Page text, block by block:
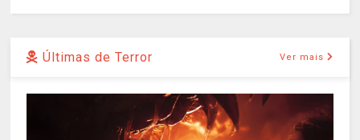
Últimas de Terror Ver mais